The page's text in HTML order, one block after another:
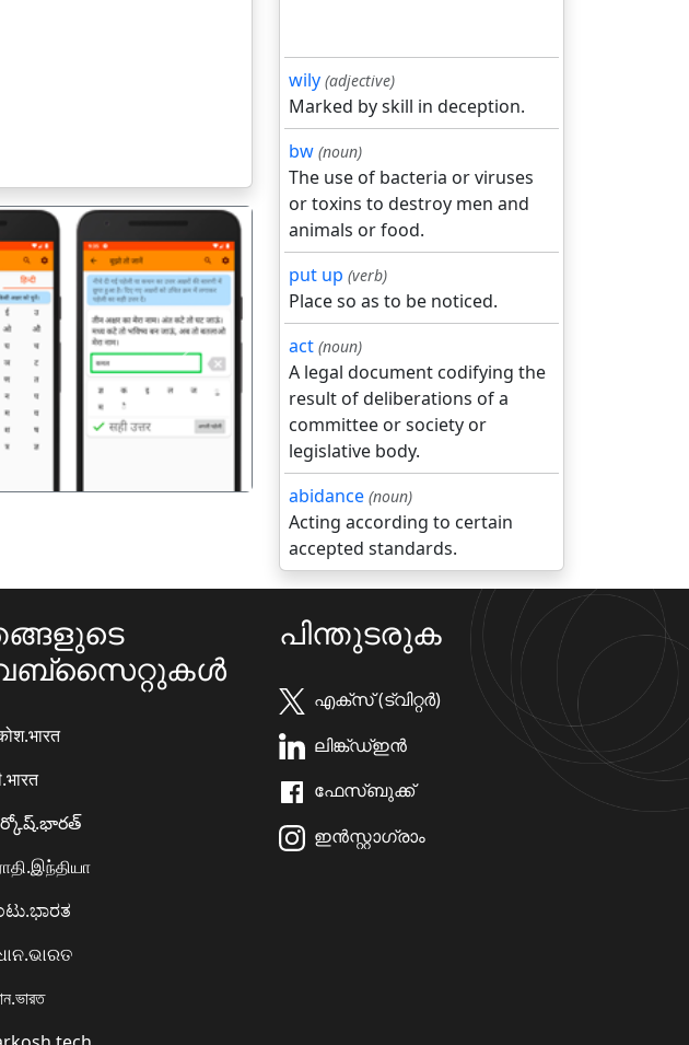
अगला
wily (adjective)
Marked by skill in deception.
bw (noun)
The use of bacteria or viruses
or toxins to destroy men and
animals or food.
put up (verb)
Place so as to be noticed.
act (noun)
A legal document codifying the
result of deliberations of a
committee or society or
legislative body.
abidance (noun)
Acting according to certain
accepted standards.
പിന്തുടരുക
എക്സ് (ട്വിറ്റർ)
ലിങ്ക്ഡ്ഇൻ
ഫേസ്ബുക്ക്
ഇൻസ്റ്റാഗ്രാം